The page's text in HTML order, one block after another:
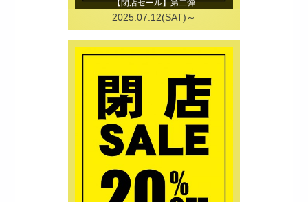
【閉店セール】第二弾
2025.07.12(SAT)～